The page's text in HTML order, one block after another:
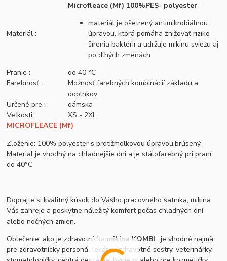
Materiál :
Microfleace (Mf) 100%PES- polyester -
materiál je ošetrený antimikrobiálnou
úpravou, ktorá pomáha znižovať riziko
šírenia baktérií a udržuje mikinu sviežu aj
po dlhých zmenách
Pranie :
do 40 °C
Farebnosť :
Možnosť farebných kombinácií základu a
doplnkov
Určené pre :
dámska
Veľkosti :
XS - 2XL
MICROFLEACE (Mf)
Zloženie: 100% polyester s protižmolkovou úpravou,brúsený.
Material je vhodný na chladnejšie dni a je stálofarebný pri praní
do 40°C
Doprajte si kvalitný kúsok do Vášho pracovného šatníka, mikina
Vás zahreje a poskytne náležitý komfort počas chladných dní
alebo nočných zmien.
Oblečenie, ako je zdravotnícka mikina KOMBI , je vhodné najmä
pre zdravotnícky personál lekárky, zdravotné sestry, veterinárky,